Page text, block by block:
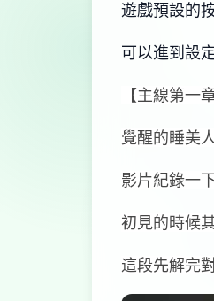
遊戲預設的
可以進到設
【主線第一章
覺醒的睡美
影片紀錄一
初見的時候
這段先解完